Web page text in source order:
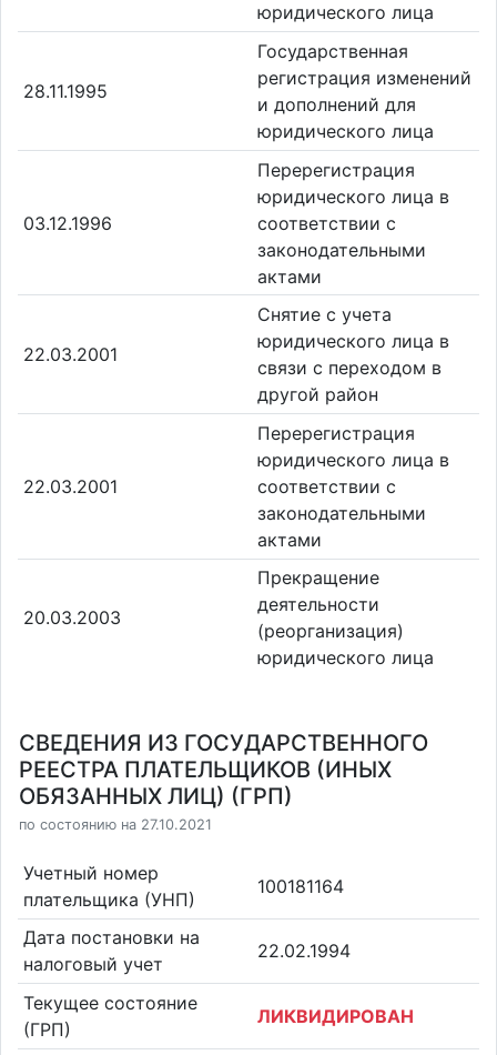
юридического лица
28.11.1995
Государственная
регистрация изменений
и дополнений для
юридического лица
03.12.1996
Перерегистрация
юридического лица в
соответствии с
законодательными
актами
22.03.2001
Снятие с учета
юридического лица в
связи с переходом в
другой район
22.03.2001
Перерегистрация
юридического лица в
соответствии с
законодательными
актами
20.03.2003
Прекращение
деятельности
(реорганизация)
юридического лица
СВЕДЕНИЯ ИЗ ГОСУДАРСТВЕННОГО
РЕЕСТРА ПЛАТЕЛЬЩИКОВ (ИНЫХ
ОБЯЗАННЫХ ЛИЦ) (ГРП)
по состоянию на 27.10.2021
Учетный номер
плательщика (УНП)
100181164
Дата постановки на
налоговый учет
22.02.1994
Текущее состояние
(ГРП)
ЛИКВИДИРОВАН